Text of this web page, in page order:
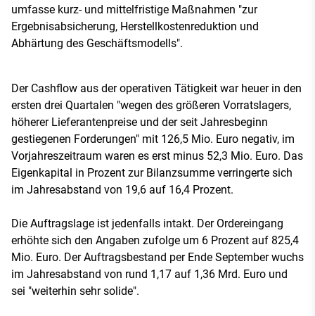
umfasse kurz- und mittelfristige Maßnahmen "zur
Ergebnisabsicherung, Herstellkostenreduktion und
Abhärtung des Geschäftsmodells".
Der Cashflow aus der operativen Tätigkeit war heuer in den
ersten drei Quartalen "wegen des größeren Vorratslagers,
höherer Lieferantenpreise und der seit Jahresbeginn
gestiegenen Forderungen" mit 126,5 Mio. Euro negativ, im
Vorjahreszeitraum waren es erst minus 52,3 Mio. Euro. Das
Eigenkapital in Prozent zur Bilanzsumme verringerte sich
im Jahresabstand von 19,6 auf 16,4 Prozent.
Die Auftragslage ist jedenfalls intakt. Der Ordereingang
erhöhte sich den Angaben zufolge um 6 Prozent auf 825,4
Mio. Euro. Der Auftragsbestand per Ende September wuchs
im Jahresabstand von rund 1,17 auf 1,36 Mrd. Euro und
sei "weiterhin sehr solide".